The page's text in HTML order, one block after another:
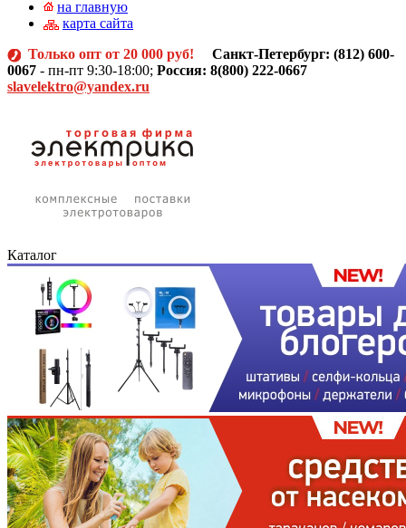
на главную
карта сайта
Только опт от 20 000 руб! Санкт-Петербург: (812) 600-
0067 - пн-пт 9:30-18:00; Россия: 8(800) 222-0667
slavelektro@yandex.ru
Каталог